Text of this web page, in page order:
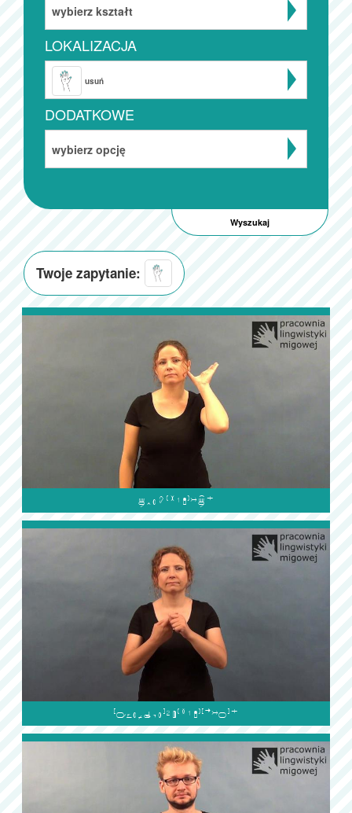
wybierz kształt
LOKALIZACJA
usuń
DODATKOWE
wybierz opcję
Twoje zapytanie:

